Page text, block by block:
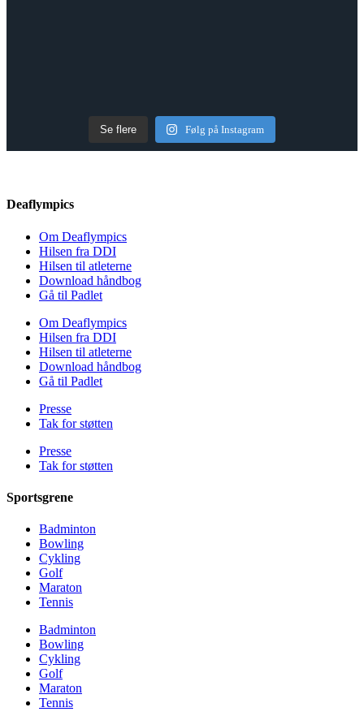
Se flere Følg på Instagram
Deaflympics
Om Deaflympics
Hilsen fra DDI
Hilsen til atleterne
Download håndbog
Gå til Padlet
Om Deaflympics
Hilsen fra DDI
Hilsen til atleterne
Download håndbog
Gå til Padlet
Presse
Tak for støtten
Presse
Tak for støtten
Sportsgrene
Badminton
Bowling
Cykling
Golf
Maraton
Tennis
Badminton
Bowling
Cykling
Golf
Maraton
Tennis